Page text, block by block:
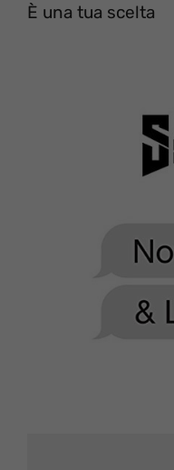
È una tua scelta